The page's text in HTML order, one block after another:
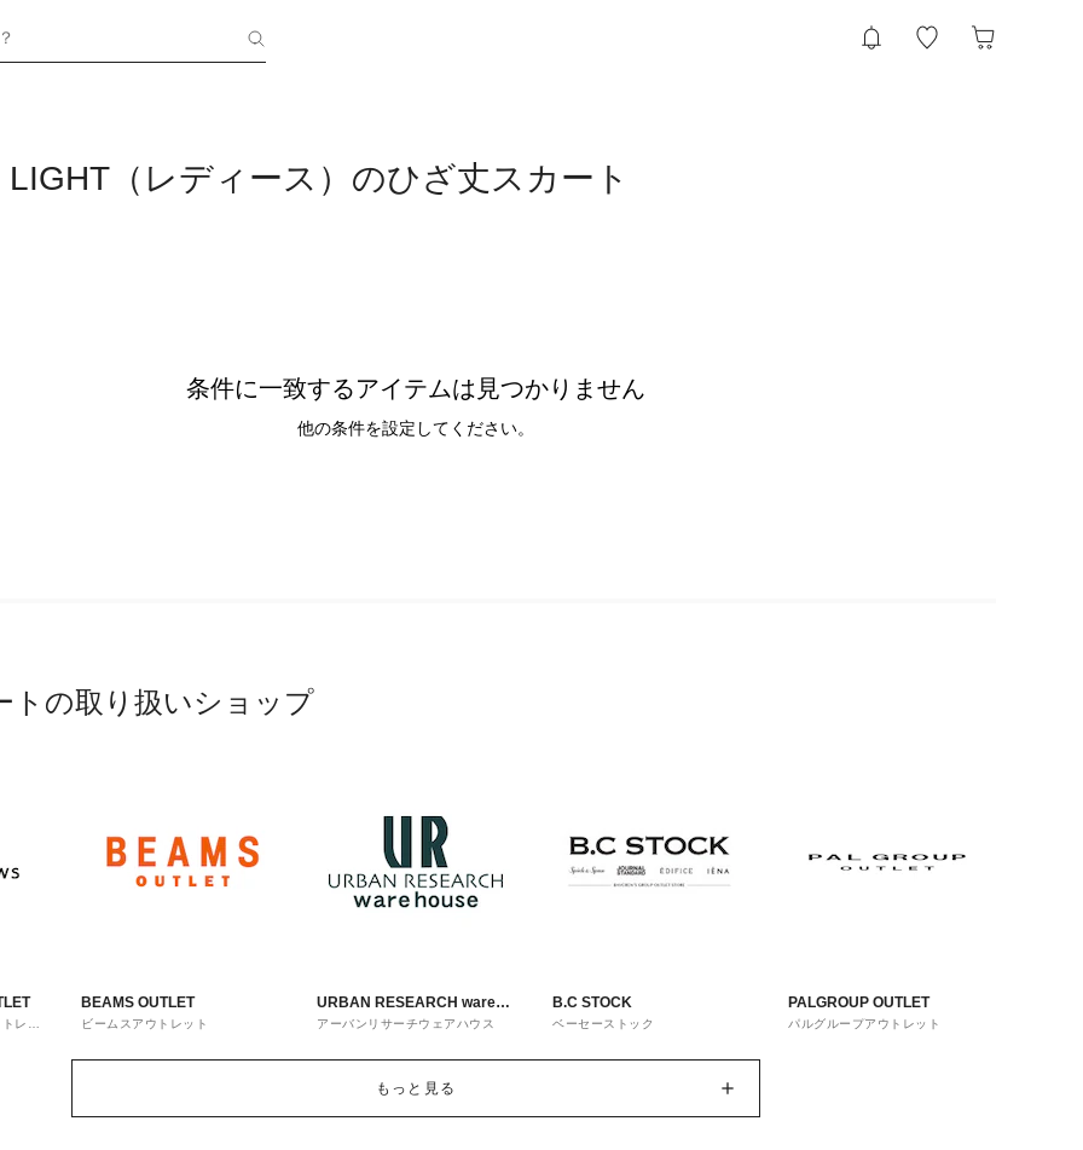
（レディース）のひざ丈スカート
条件に一致するアイテムは見つかりません
他の条件を設定してください。
トの取り扱いショップ
レッ
BEAMS OUTLET
ビームスアウトレット
URBAN RESEARCH ware
house
アーバンリサーチウェアハウス
B.C STOCK
ベーセーストック
PALGROUP OUTLET
パルグループアウトレット
もっと見る